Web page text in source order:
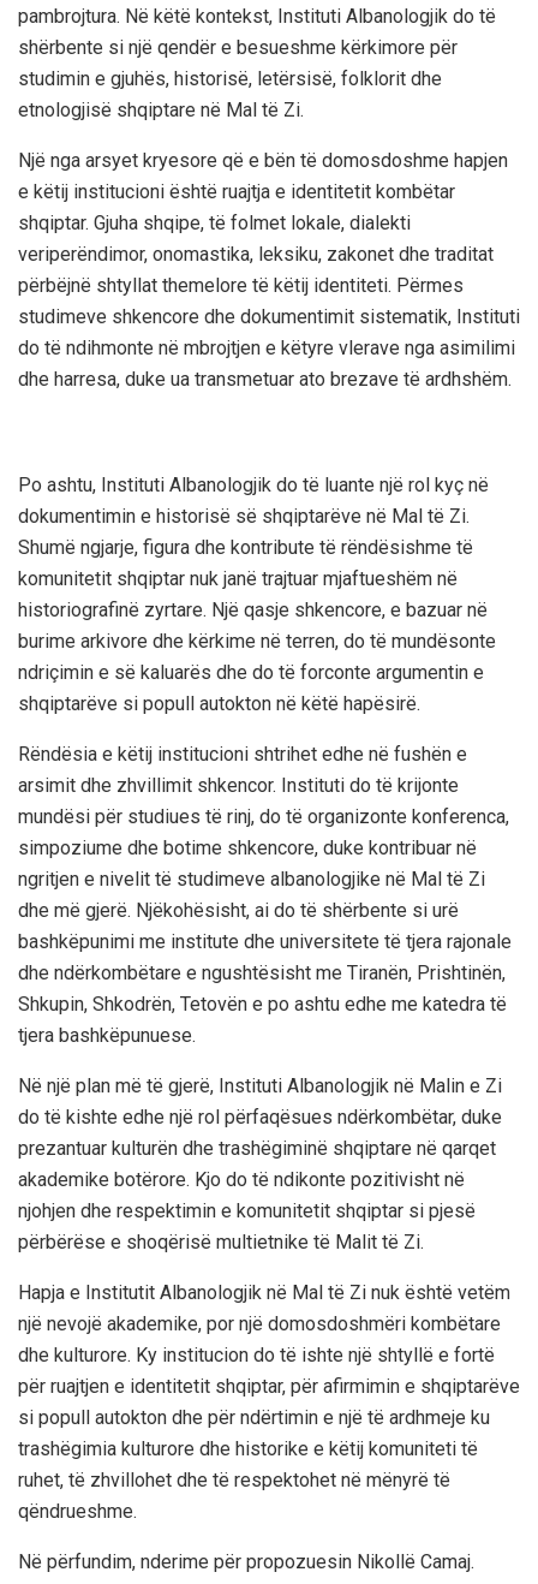
pambrojtura. Në këtë kontekst, Instituti Albanologjik do të
shërbente si një qendër e besueshme kërkimore për
studimin e gjuhës, historisë, letërsisë, folklorit dhe
etnologjisë shqiptare në Mal të Zi.
Një nga arsyet kryesore që e bën të domosdoshme hapjen
e këtij institucioni është ruajtja e identitetit kombëtar
shqiptar. Gjuha shqipe, të folmet lokale, dialekti
veriperëndimor, onomastika, leksiku, zakonet dhe traditat
përbëjnë shtyllat themelore të këtij identiteti. Përmes
studimeve shkencore dhe dokumentimit sistematik, Instituti
do të ndihmonte në mbrojtjen e këtyre vlerave nga asimilimi
dhe harresa, duke ua transmetuar ato brezave të ardhshëm.
Po ashtu, Instituti Albanologjik do të luante një rol kyç në
dokumentimin e historisë së shqiptarëve në Mal të Zi.
Shumë ngjarje, figura dhe kontribute të rëndësishme të
komunitetit shqiptar nuk janë trajtuar mjaftueshëm në
historiografinë zyrtare. Një qasje shkencore, e bazuar në
burime arkivore dhe kërkime në terren, do të mundësonte
ndriçimin e së kaluarës dhe do të forconte argumentin e
shqiptarëve si popull autokton në këtë hapësirë.
Rëndësia e këtij institucioni shtrihet edhe në fushën e
arsimit dhe zhvillimit shkencor. Instituti do të krijonte
mundësi për studiues të rinj, do të organizonte konferenca,
simpoziume dhe botime shkencore, duke kontribuar në
ngritjen e nivelit të studimeve albanologjike në Mal të Zi
dhe më gjerë. Njëkohësisht, ai do të shërbente si urë
bashkëpunimi me institute dhe universitete të tjera rajonale
dhe ndërkombëtare e ngushtësisht me Tiranën, Prishtinën,
Shkupin, Shkodrën, Tetovën e po ashtu edhe me katedra të
tjera bashkëpunuese.
Në një plan më të gjerë, Instituti Albanologjik në Malin e Zi
do të kishte edhe një rol përfaqësues ndërkombëtar, duke
prezantuar kulturën dhe trashëgiminë shqiptare në qarqet
akademike botërore. Kjo do të ndikonte pozitivisht në
njohjen dhe respektimin e komunitetit shqiptar si pjesë
përbërëse e shoqërisë multietnike të Malit të Zi.
Hapja e Institutit Albanologjik në Mal të Zi nuk është vetëm
një nevojë akademike, por një domosdoshmëri kombëtare
dhe kulturore. Ky institucion do të ishte një shtyllë e fortë
për ruajtjen e identitetit shqiptar, për afirmimin e shqiptarëve
si popull autokton dhe për ndërtimin e një të ardhmeje ku
trashëgimia kulturore dhe historike e këtij komuniteti të
ruhet, të zhvillohet dhe të respektohet në mënyrë të
qëndrueshme.
Në përfundim, nderime për propozuesin Nikollë Camaj.